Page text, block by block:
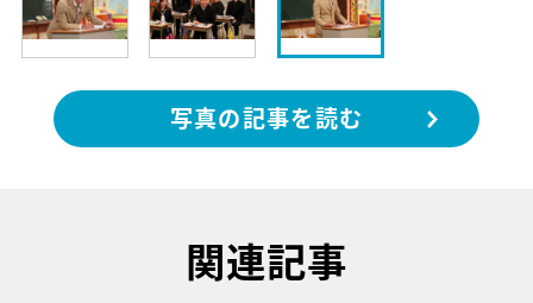
写真の記事を読む
関連記事